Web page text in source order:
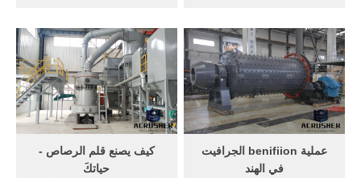
التعويم أسلوب لاستخلاص
الذهب الأكثر انتشارا لمعالجة
خام ذهب الصخرة، تستعمل
80% من المناجم الذهبية في
الصين فن التعويم.
لاستخراج الحديد, الشركات
المصنعة محطم عملية تكسير
خام . تدفق عملية
كيف يصنع قلم الرصاص -
حياتكَ
عملية benifiion الجرافيت
في الهند